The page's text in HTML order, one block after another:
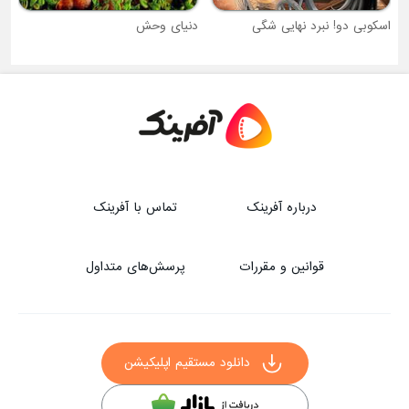
دنیای وحش
درباره آفرینک تماس با آفرینک
قوانین و مقررات پرسش‌های متداول
دانلود مستقیم اپلیکیشن